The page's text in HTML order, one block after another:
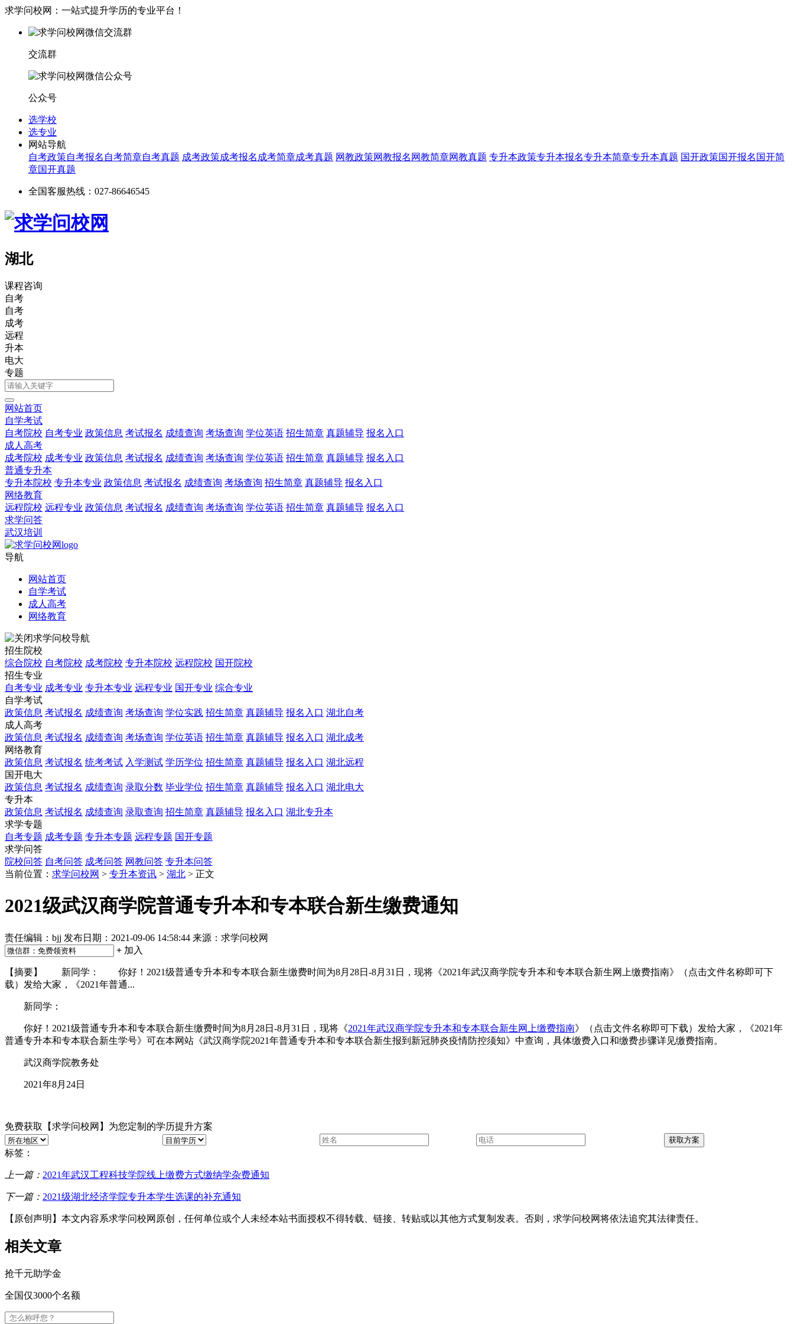
求学问校网：一站式提升学历的专业平台！
交流群
公众号
选学校
选专业
网站导航
自考政策自考报名 自考简章自考真题 成考政策成考报名 成考简章成考真题 网教政策网教报名 网教简章网教真题 专升本政策专升本报名专升本简章专升本真题 国开政策国开报名 国开简
章国开真题
全国客服热线：027-86646545
湖北
课程咨询
自考
自考
成考
远程
升本
电大
专题
网站首页
自学考试
自考院校 自考专业 政策信息 考试报名 成绩查询 考场查询 学位英语 招生简章 真题辅导 报名入口
成人高考
成考院校 成考专业 政策信息 考试报名 成绩查询 考场查询 学位英语 招生简章 真题辅导 报名入口
普通专升本
专升本院校 专升本专业 政策信息 考试报名 成绩查询 考场查询 招生简章 真题辅导 报名入口
网络教育
远程院校 远程专业 政策信息 考试报名 成绩查询 考场查询 学位英语 招生简章 真题辅导 报名入口
求学问答
武汉培训
导航
网站首页
自学考试
成人高考
网络教育
求学问校导航
招生院校
综合院校 自考院校 成考院校 专升本院校 远程院校 国开院校
招生专业
自考专业 成考专业 专升本专业 远程专业 国开专业 综合专业
自学考试
政策信息 考试报名 成绩查询 考场查询 学位实践 招生简章 真题辅导 报名入口 湖北自考
成人高考
政策信息 考试报名 成绩查询 考场查询 学位英语 招生简章 真题辅导 报名入口 湖北成考
网络教育
政策信息 考试报名 统考考试 入学测试 学历学位 招生简章 真题辅导 报名入口 湖北远程
国开电大
政策信息 考试报名 成绩查询 录取分数 毕业学位 招生简章 真题辅导 报名入口 湖北电大
专升本
政策信息 考试报名 成绩查询 录取查询 招生简章 真题辅导 报名入口 湖北专升本
求学专题
自考专题 成考专题 专升本专题 远程专题 国开专题
求学问答
院校问答 自考问答 成考问答 网教问答 专升本问答
当前位置： 求学问校网 > 专升本资讯 > 湖北 > 正文
2021级武汉商学院普通专升本和专本联合新生缴费通知
责任编辑：bjj 发布日期：2021-09-06 14:58:44 来源：求学问校网
+ 加入
【摘要】 新同学： 你好！2021级普通专升本和专本联合新生缴费时间为8月28日-8月31日，现将《2021年武汉商学院专升本和专本联合新生网上缴费指南》（点击文件名称即可下
载）发给大家，《2021年普通...
新同学：
你好！2021级普通专升本和专本联合新生缴费时间为8月28日-8月31日，现将《2021年武汉商学院专升本和专本联合新生网上缴费指南》（点击文件名称即可下载）发给大家，《2021年
普通专升本和专本联合新生学号》可在本网站《武汉商学院2021年普通专升本和专本联合新生报到新冠肺炎疫情防控须知》中查询，具体缴费入口和缴费步骤详见缴费指南。
武汉商学院教务处
2021年8月24日
免费获取 【求学问校网】 为您定制的学历提升方案
获取方案
标签：
上一篇： 2021年武汉工程科技学院线上缴费方式缴纳学杂费通知
下一篇： 2021级湖北经济学院专升本学生选课的补充通知
【原创声明】本文内容系求学问校网原创，任何单位或个人未经本站书面授权不得转载、链接、转贴或以其他方式复制发表。否则，求学问校网将依法追究其法律责任。
相关文章
抢千元助学金
全国仅3000个名额